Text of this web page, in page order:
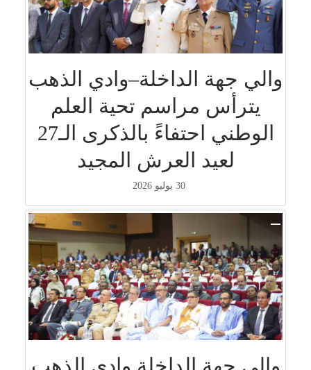
والي جهة الداخلة–وادي الذهب
يترأس مراسم تحية العلم
الوطني احتفاءً بالذكرى الـ27
لعيد العرش المجيد
30 يوليو 2026
والي جهة الداخلة وادي الذهب